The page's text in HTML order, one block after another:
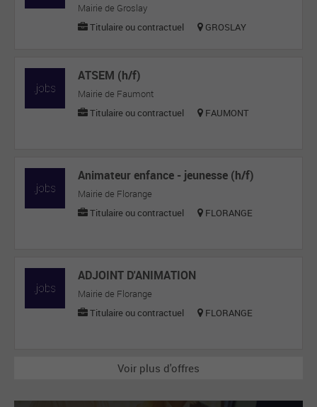
Mairie de Groslay
Titulaire ou contractuel
GROSLAY
ATSEM (h/f)
Mairie de Faumont
Titulaire ou contractuel
FAUMONT
Animateur enfance - jeunesse (h/f)
Mairie de Florange
Titulaire ou contractuel
FLORANGE
ADJOINT D'ANIMATION
Mairie de Florange
Titulaire ou contractuel
FLORANGE
Voir plus d'offres